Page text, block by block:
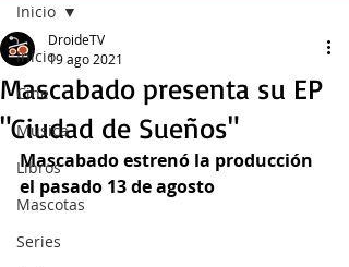
Inicio
Cine
Música
Libros
Mascotas
Series
Inicio
Mascabado presenta su EP
"Ciudad de Sueños"
DroideTV
19 ago 2021
Mascabado estrenó la producción
el pasado 13 de agosto